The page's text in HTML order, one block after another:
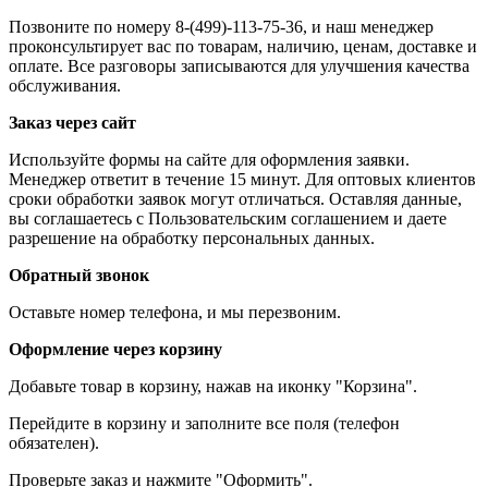
Позвоните по номеру 8-(499)-113-75-36, и наш менеджер
проконсультирует вас по товарам, наличию, ценам, доставке и
оплате. Все разговоры записываются для улучшения качества
обслуживания.
Заказ через сайт
Используйте формы на сайте для оформления заявки.
Менеджер ответит в течение 15 минут. Для оптовых клиентов
сроки обработки заявок могут отличаться. Оставляя данные,
вы соглашаетесь с Пользовательским соглашением и даете
разрешение на обработку персональных данных.
Обратный звонок
Оставьте номер телефона, и мы перезвоним.
Оформление через корзину
Добавьте товар в корзину, нажав на иконку "Корзина".
Перейдите в корзину и заполните все поля (телефон
обязателен).
Проверьте заказ и нажмите "Оформить".